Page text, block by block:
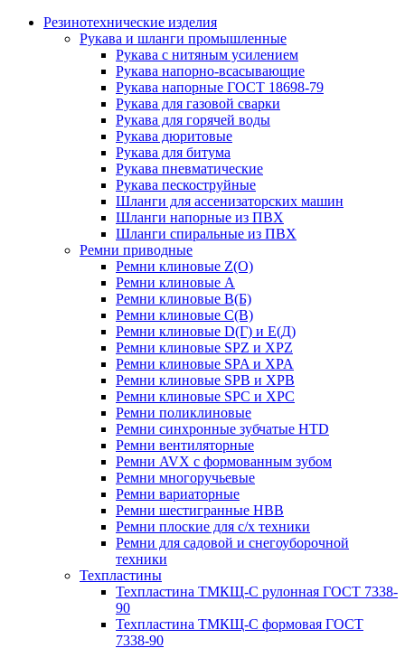
Резинотехнические изделия
Рукава и шланги промышленные
Рукава с нитяным усилением
Рукава напорно-всасывающие
Рукава напорные ГОСТ 18698-79
Рукава для газовой сварки
Рукава для горячей воды
Рукава дюритовые
Рукава для битума
Рукава пневматические
Рукава пескоструйные
Шланги для ассенизаторских машин
Шланги напорные из ПВХ
Шланги спиральные из ПВХ
Ремни приводные
Ремни клиновые Z(О)
Ремни клиновые А
Ремни клиновые В(Б)
Ремни клиновые С(В)
Ремни клиновые D(Г) и Е(Д)
Ремни клиновые SPZ и XPZ
Ремни клиновые SPA и XPA
Ремни клиновые SPB и XPB
Ремни клиновые SPC и XPC
Ремни поликлиновые
Ремни синхронные зубчатые HTD
Ремни вентиляторные
Ремни AVX с формованным зубом
Ремни многоручьевые
Ремни вариаторные
Ремни шестигранные HBB
Ремни плоские для с/х техники
Ремни для садовой и снегоуборочной
техники
Техпластины
Техпластина ТМКЩ-С рулонная ГОСТ 7338-
90
Техпластина ТМКЩ-С формовая ГОСТ
7338-90